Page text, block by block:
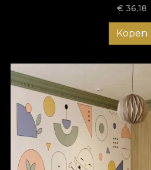
€ 36,18
Kopen